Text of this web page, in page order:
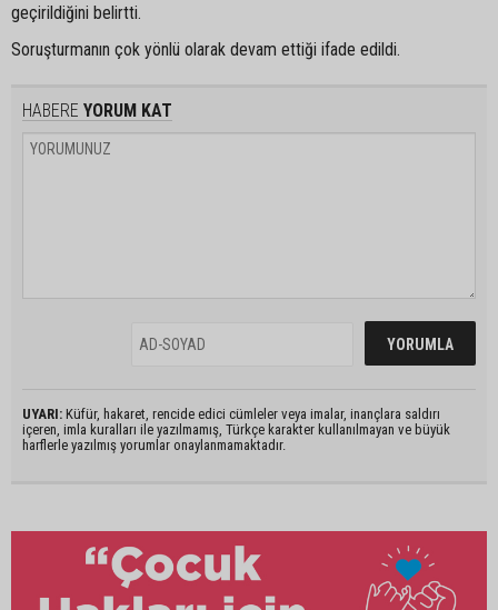
geçirildiğini belirtti.
Soruşturmanın çok yönlü olarak devam ettiği ifade edildi.
HABERE YORUM KAT
UYARI: Küfür, hakaret, rencide edici cümleler veya imalar, inançlara saldırı
içeren, imla kuralları ile yazılmamış, Türkçe karakter kullanılmayan ve büyük
harflerle yazılmış yorumlar onaylanmamaktadır.